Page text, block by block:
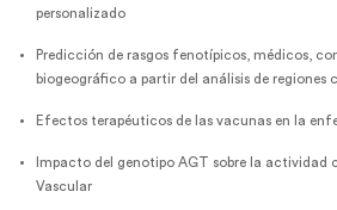
personalizado
Predicción de rasgos fenotípicos, médicos,
biogeográfico a partir del análisis de regiones
Efectos terapéuticos de las vacunas en la
Impacto del genotipo AGT sobre la actividad
Vascular